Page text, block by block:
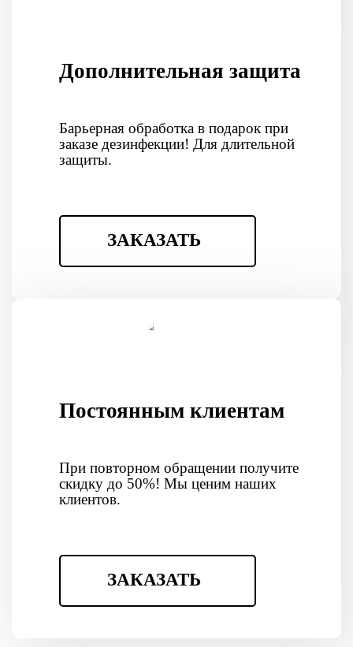
Дополнительная защита
Барьерная обработка в подарок при
заказе дезинфекции! Для длительной
защиты.
ЗАКАЗАТЬ
Постоянным клиентам
При повторном обращении получите
скидку до 50%! Мы ценим наших
клиентов.
ЗАКАЗАТЬ